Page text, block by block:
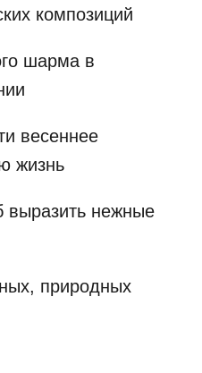
композиций
шарма в
весеннее
жизнь
нежные
природных